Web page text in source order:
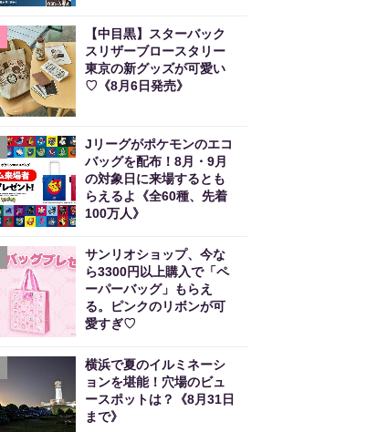
【中目黒】スターバック
スリザーブロースタリー
東京の新グッズが可愛い
♡《8月6日発売》
Jリーグがポケモンのエコ
バッグを配布！8月・9月
の対象日に来場するとも
らえるよ《全60種、先着
100万人》
サンリオショップ、今な
ら3300円以上購入で「ペ
ーパーバッグ」もらえ
る。ピンクのリボンが可
愛すぎ♡
横浜で夏のイルミネーシ
ョンを堪能！穴場のビュ
ースポットは？《8月31日
まで》